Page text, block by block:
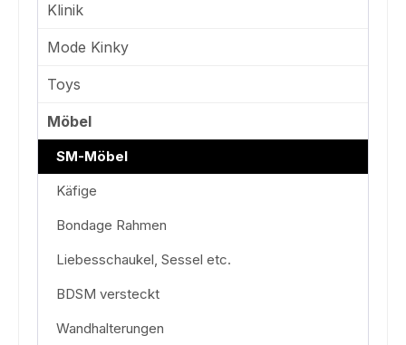
Klinik
Mode Kinky
Toys
Möbel
SM-Möbel
Käfige
Bondage Rahmen
Liebesschaukel, Sessel etc.
BDSM versteckt
Wandhalterungen